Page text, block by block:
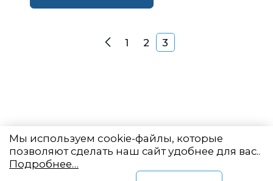
Навигация по
Назад
1 2 3
Мы используем cookie-файлы, которые
позволяют сделать наш сайт удобнее для вас..
Подробнее…